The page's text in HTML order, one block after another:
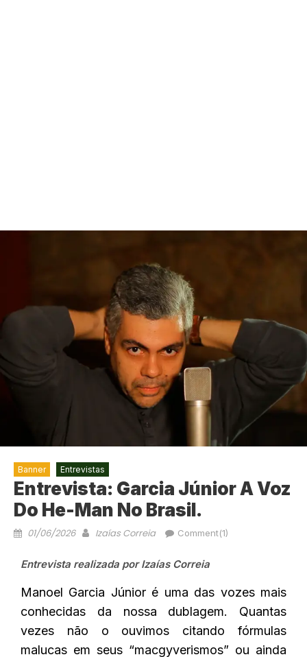
Banner Entrevistas
Entrevista: Garcia Júnior A Voz
Do He-Man No Brasil.
01/06/2026 Izaías Correia Comment(1)
Entrevista realizada por Izaías Correia
Manoel Garcia Júnior é uma das vozes mais
conhecidas da nossa dublagem. Quantas
vezes não o ouvimos citando fórmulas
malucas em seus “macgyverismos” ou ainda